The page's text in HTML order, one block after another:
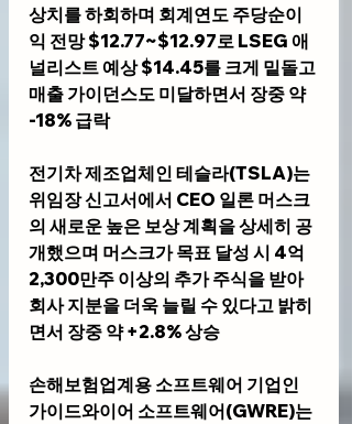
상치를 하회하며 회계연도 주당순이
익 전망 $12.77~$12.97로 LSEG 애
널리스트 예상 $14.45를 크게 밑돌고
매출 가이던스도 미달하면서 장중 약
-18% 급락
전기차 제조업체인 테슬라(TSLA)는
위임장 신고서에서 CEO 일론 머스크
의 새로운 높은 보상 계획을 상세히 공
개했으며 머스크가 목표 달성 시 4억
2,300만주 이상의 추가 주식을 받아
회사 지분을 더욱 늘릴 수 있다고 밝히
면서 장중 약 +2.8% 상승
손해보험업계용 소프트웨어 기업인
가이드와이어 소프트웨어(GWRE)는